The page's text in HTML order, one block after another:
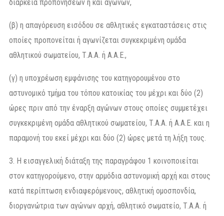
διάρκεια προπονήσεων ή και αγώνων,
(β) η απαγόρευση εισόδου σε αθλητικές εγκαταστάσεις στις
οποίες προπονείται ή αγωνίζεται συγκεκριμένη ομάδα
αθλητικού σωματείου, Τ.Α.Α. ή Α.Α.Ε.,
(γ) η υποχρέωση εμφάνισης του κατηγορουμένου στο
αστυνομικό τμήμα του τόπου κατοικίας του μέχρι και δύο (2)
ώρες πριν από την έναρξη αγώνων στους οποίες συμμετέχει
συγκεκριμένη ομάδα αθλητικού σωματείου, Τ.Α.Α. ή Α.Α.Ε. και η
παραμονή του εκεί μέχρι και δύο (2) ώρες μετά τη λήξη τους.
3. Η εισαγγελική διάταξη της παραγράφου 1 κοινοποιείται
στον κατηγορούμενο, στην αρμόδια αστυνομική αρχή και στους
κατά περίπτωση ενδιαφερόμενους, αθλητική ομοσπονδία,
διοργανώτρια των αγώνων αρχή, αθλητικό σωματείο, Τ.Α.Α. ή